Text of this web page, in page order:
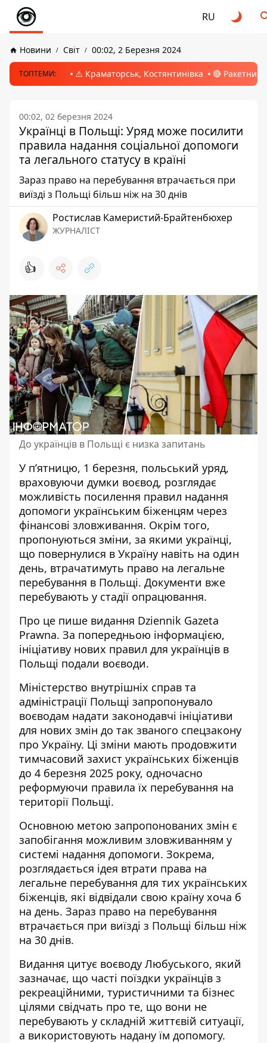
RU
Новини Світ 00:02, 2 Березня 2024
ТОПТЕМИ: ⚠️ Краматорськ, Костянтинівка 🔴 Ракетний
00:02, 02 березня 2024
Українці в Польщі: Уряд може посилити
правила надання соціальної допомоги
та легального статусу в країні
Зараз право на перебування втрачається при
виїзді з Польщі більш ніж на 30 днів
Ростислав Камеристий-Брайтенбюхер
ЖУРНАЛІСТ
👍
До українців в Польщі є низка запитань
У п’ятницю, 1 березня, польський уряд,
враховуючи думки воєвод, розглядає
можливість посилення правил надання
допомоги українським біженцям через
фінансові зловживання. Окрім того,
пропонуються зміни, за якими українці,
що повернулися в Україну навіть на один
день, втрачатимуть право на легальне
перебування в Польщі. Документи вже
перебувають у стадії опрацювання.
Про це пише видання Dziennik Gazeta
Prawna. За попередньою інформацією,
ініціативу нових правил для українців в
Польщі подали воєводи.
Міністерство внутрішніх справ та
адміністрації Польщі запропонувало
воєводам надати законодавчі ініціативи
для нових змін до так званого спецзакону
про Україну. Ці зміни мають продовжити
тимчасовий захист українських біженців
до 4 березня 2025 року, одночасно
реформуючи правила їх перебування на
території Польщі.
Основною метою запропонованих змін є
запобігання можливим зловживанням у
системі надання допомоги. Зокрема,
розглядається ідея втрати права на
легальне перебування для тих українських
біженців, які відвідали свою країну хоча б
на день. Зараз право на перебування
втрачається при виїзді з Польщі більш ніж
на 30 днів.
Видання цитує воєводу Любуського, який
зазначає, що часті поїздки українців з
рекреаційними, туристичними та бізнес
цілями свідчать про те, що вони не
перебувають у складній життєвій ситуації,
а використовують надану їм допомогу.